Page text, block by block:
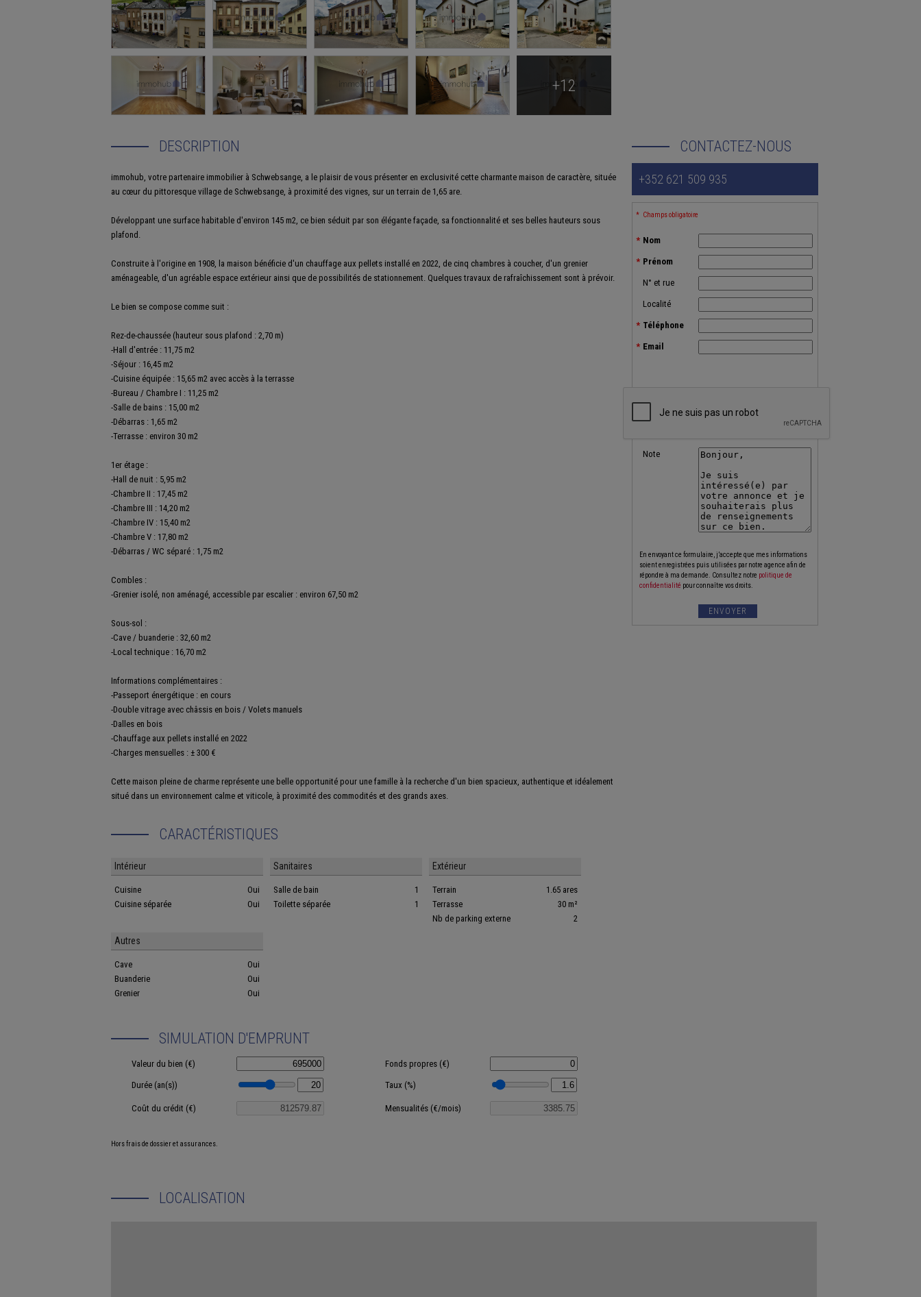
+12
DESCRIPTION
immohub, votre partenaire immobilier à Schwebsange, a le plaisir de vous présenter en exclusivité cette charmante maison de caractère, située
au cœur du pittoresque village de Schwebsange, à proximité des vignes, sur un terrain de 1,65 are.
Développant une surface habitable d'environ 145 m2, ce bien séduit par son élégante façade, sa fonctionnalité et ses belles hauteurs sous
plafond.
Construite à l'origine en 1908, la maison bénéficie d'un chauffage aux pellets installé en 2022, de cinq chambres à coucher, d'un grenier
aménageable, d'un agréable espace extérieur ainsi que de possibilités de stationnement. Quelques travaux de rafraîchissement sont à prévoir.
Le bien se compose comme suit :
Rez-de-chaussée (hauteur sous plafond : 2,70 m)
-Hall d'entrée : 11,75 m2
-Séjour : 16,45 m2
-Cuisine équipée : 15,65 m2 avec accès à la terrasse
-Bureau / Chambre I : 11,25 m2
-Salle de bains : 15,00 m2
-Débarras : 1,65 m2
-Terrasse : environ 30 m2
1er étage :
-Hall de nuit : 5,95 m2
-Chambre II : 17,45 m2
-Chambre III : 14,20 m2
-Chambre IV : 15,40 m2
-Chambre V : 17,80 m2
-Débarras / WC séparé : 1,75 m2
Combles :
-Grenier isolé, non aménagé, accessible par escalier : environ 67,50 m2
Sous-sol :
-Cave / buanderie : 32,60 m2
-Local technique : 16,70 m2
Informations complémentaires :
-Passeport énergétique : en cours
-Double vitrage avec châssis en bois / Volets manuels
-Dalles en bois
-Chauffage aux pellets installé en 2022
-Charges mensuelles : ± 300 €
Cette maison pleine de charme représente une belle opportunité pour une famille à la recherche d'un bien spacieux, authentique et idéalement
situé dans un environnement calme et viticole, à proximité des commodités et des grands axes.
CARACTÉRISTIQUES
Intérieur
Cuisine
Oui
Cuisine séparée
Oui
Sanitaires
Salle de bain
1
Toilette séparée
1
Extérieur
Terrain
1.65 ares
Terrasse
30 m²
Nb de parking externe
2
Autres
Cave
Oui
Buanderie
Oui
Grenier
Oui
SIMULATION D'EMPRUNT
Valeur du bien (€) Fonds propres (€)
Durée (an(s)) Taux (%)
Coût du crédit (€) Mensualités (€/mois)
Hors frais de dossier et assurances.
CONTACTEZ-NOUS
+352 621 509 935
Champs obligatoire
Nom
Prénom
N° et rue
Localité
Téléphone
Email
Note
En envoyant ce formulaire, j’accepte que mes informations
soient enregistrées puis utilisées par notre agence afin de
répondre à ma demande. Consultez notre politique de
confidentialité pour connaître vos droits.
LOCALISATION